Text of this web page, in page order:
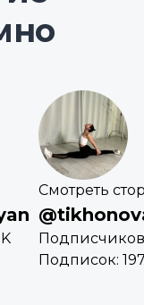
Смотреть
Подписок: